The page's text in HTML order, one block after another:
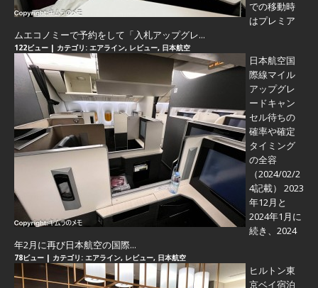
での移動時
はプレミア
ムエコノミーで予約をして「入札アップグレ...
122ビュー | カテゴリ: エアライン, レビュー, 日本航空
日本航空国
際線マイル
アップグレ
ードキャン
セル待ちの
確率や確定
タイミング
の全容
（2024/02/2
4記載） 2023
年12月と
2024年1月に
続き、2024
年2月に再び日本航空の国際...
78ビュー | カテゴリ: エアライン, レビュー, 日本航空
ヒルトン東
京ベイ宿泊